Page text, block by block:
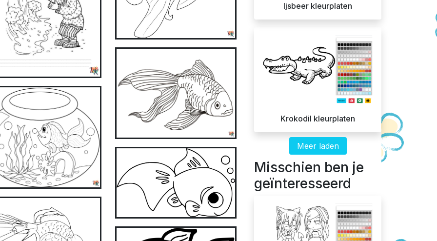
Ijsbeer kleurplaten
Krokodil kleurplaten
Meer laden
Misschien ben je
geïnteresseerd